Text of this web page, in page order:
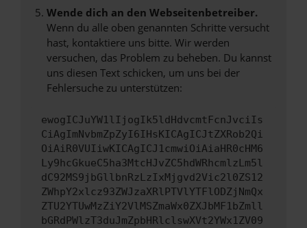
Wende dich an den Webseitenbetreiber.
Wenn du alle oben genannten Schritte versucht
hast, kontaktiere uns bitte. Wir werden
versuchen, das Problem zu beheben. Du kannst
uns diesen Text schicken, um uns bei der
Fehlersuche zu unterstützen:
ewogICJuYW1lIjogIk5ldHdvcmtFcnJvciIs
CiAgImNvbmZpZyI6IHsKICAgICJtZXRob2Qi
OiAiR0VUIiwKICAgICJ1cmwiOiAiaHR0cHM6
Ly9hcGkueC5ha3MtcHJvZC5hdWRhcmlzLm5l
dC92MS9jbGllbnRzLzIxMjgvd2Vic2l0ZS12
ZWhpY2xlcz93ZWJzaXRlPTVlYTFlODZjNmQx
ZTU2YTUwMzZiY2VlMSZmaWx0ZXJbMF1bZmll
bGRdPWlzT3duJmZpbHRlclswXVt2YWx1ZV09